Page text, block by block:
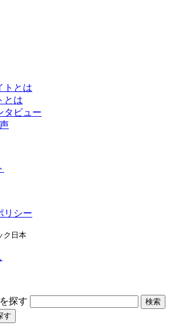
トとは
とは
タビュー
リシー
ク日本
探す
検索
す